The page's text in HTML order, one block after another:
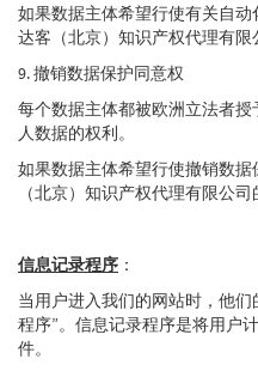
如果数据主体希望行使有关自
达客（北京）知识产权代理有限
9. 撤销数据保护同意权
每个数据主体都被欧洲立法者
人数据的权利。
如果数据主体希望行使撤销数
（北京）知识产权代理有限公司
信息记录程序 ：
当用户进入我们的网站时，他
程序”。信息记录程序是将用户
件。